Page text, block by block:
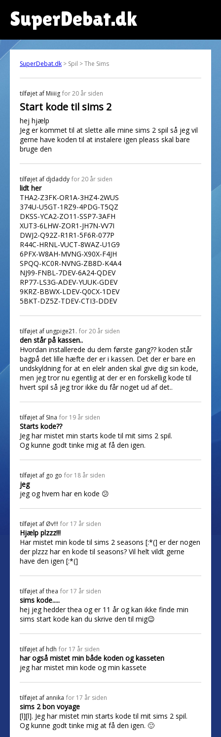
SuperDebat.dk
SuperDebat.dk > Spil > The Sims
tilføjet af Miiiig for 20 år siden
Start kode til sims 2
hej hjælp
Jeg er kommet til at slette alle mine sims 2 spil så jeg vil
gerne have koden til at instalere igen pleass skal bare
bruge den
tilføjet af djdaddy for 20 år siden
lidt her
THA2-Z3FK-OR1A-3HZ4-2WUS
374U-U5GT-1RZ9-4PDG-T5QZ
DKSS-YCA2-ZO11-SSP7-3AFH
XUT3-6LHW-ZOR1-JH7N-VV7I
DWJ2-Q92Z-R1R1-5F6R-077P
R44C-HRNL-VUCT-8WAZ-U1G9
6PFX-W8AH-MVNG-X90X-F4JH
SPQQ-KC0R-NVNG-ZB8D-K4A4
NJ99-FNBL-7DEV-6A24-QDEV
RP77-LS3G-ADEV-YUUK-GDEV
9KRZ-BBWX-LDEV-Q0CX-1DEV
5BKT-DZ5Z-TDEV-CTI3-DDEV
tilføjet af ungpige21. for 20 år siden
den står på kassen..
Hvordan installerede du dem første gang?? koden står
bagpå det lille hæfte der er i kassen. Det der er bare en
undskyldning for at en elelr anden skal give dig sin kode,
men jeg tror nu egentlig at der er en forskellig kode til
hvert spil så jeg tror ikke du får noget ud af det..
tilføjet af SIna for 19 år siden
Starts kode??
Jeg har mistet min starts kode til mit sims 2 spil.
Og kunne godt tinke mig at få den igen.
tilføjet af go go for 18 år siden
jeg
jeg og hvem har en kode 😕
tilføjet af Øv!!! for 17 år siden
Hjælp plzzz!!!
Har mistet min kode til sims 2 seasons [:*(] er der nogen
der plzzz har en kode til seasons? Vil helt vildt gerne
have den igen [:*(]
tilføjet afthea for 17 år siden
sims kode.....
hej jeg hedder thea og er 11 år og kan ikke finde min
sims start kode kan du skrive den til mig😉
tilføjet af hdh for 17 år siden
har også mistet min både koden og kasseten
jeg har mistet min kode og min kassete
tilføjet af annika for 17 år siden
sims 2 bon voyage
[l][l]. Jeg har mistet min starts kode til mit sims 2 spil.
Og kunne godt tinke mig at få den igen. 🙂